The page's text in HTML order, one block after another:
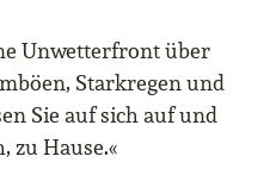
Unwetterfront über
Starkregen und
Sie auf sich auf und
zu Hause.«